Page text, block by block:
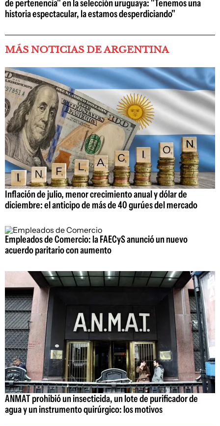
de pertenencia" en la selección uruguaya: "Tenemos una
historia espectacular, la estamos desperdiciando"
MÁS NOTICIAS DE ARGENTINA
Inflación de julio, menor crecimiento anual y dólar de
diciembre: el anticipo de más de 40 gurúes del mercado
Empleados de Comercio: la FAECyS anunció un nuevo
acuerdo paritario con aumento
ANMAT prohibió un insecticida, un lote de purificador de
agua y un instrumento quirúrgico: los motivos